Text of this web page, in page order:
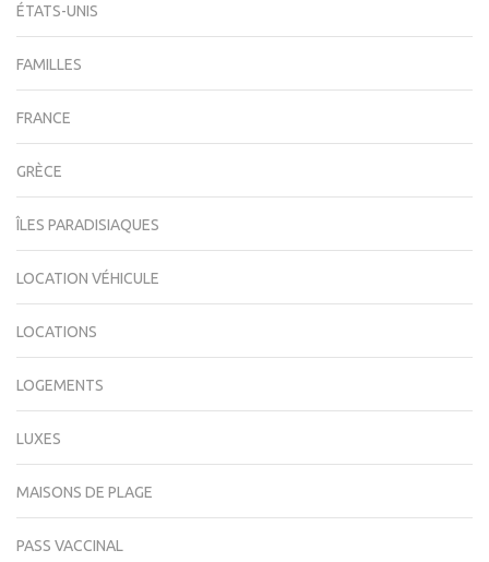
ÉTATS-UNIS
FAMILLES
FRANCE
GRÈCE
ÎLES PARADISIAQUES
LOCATION VÉHICULE
LOCATIONS
LOGEMENTS
LUXES
MAISONS DE PLAGE
PASS VACCINAL